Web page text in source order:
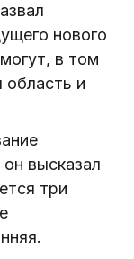
нового
в том
область и
высказал
три